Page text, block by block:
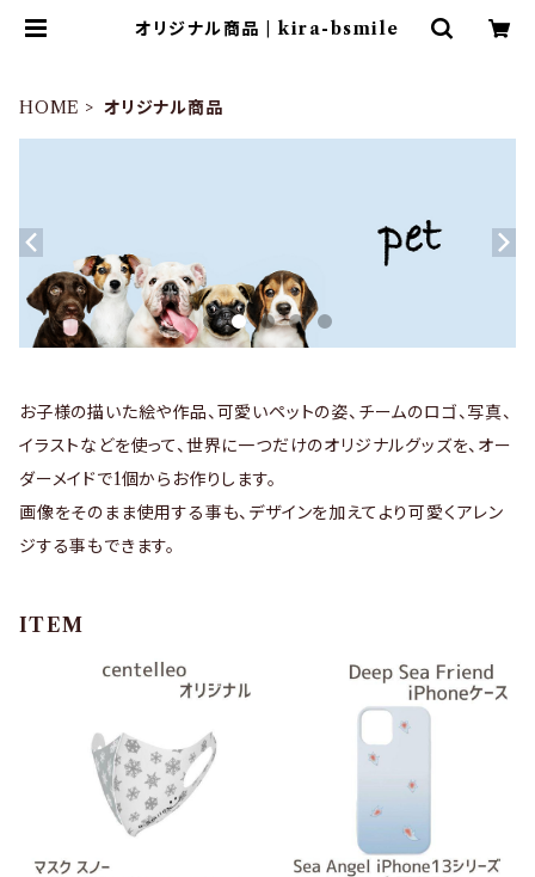
オリジナル商品 | kira-bsmile
HOME オリジナル商品
お子様の描いた絵や作品、可愛いペットの姿、チームのロゴ、写真、
イラストなどを使って、世界に一つだけのオリジナルグッズを、オー
ダーメイドで1個からお作りします。
画像をそのまま使用する事も、デザインを加えてより可愛くアレン
ジする事もできます。
ITEM